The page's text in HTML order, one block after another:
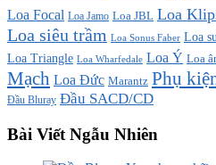
Loa Focal Loa Jamo Loa JBL Loa
Loa siêu trầm Loa Sonus Faber Loa
Loa Triangle Loa Wharfedale Loa Ý Loa
Mạch Loa Đức Marantz Phụ
Đầu Bluray Đầu SACD/CD
Bài Viết Ngẫu Nhiên